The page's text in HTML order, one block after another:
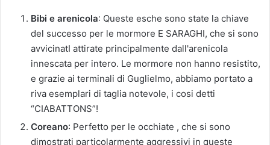
Bibi e arenicola: Queste esche sono state la chiave
del successo per le mormore E SARAGHI, che si sono
avvicinatI attirate principalmente dall'arenicola
innescata per intero. Le mormore non hanno resistito,
e grazie ai terminali di Guglielmo, abbiamo portato a
riva esemplari di taglia notevole, i cosi detti
“CIABATTONS”!
Coreano: Perfetto per le occhiate , che si sono
dimostrati particolarmente aggressivi in queste